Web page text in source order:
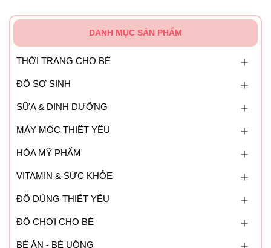
DANH MỤC SẢN PHẨM
THỜI TRANG CHO BÉ
ĐỒ SƠ SINH
SỮA & DINH DƯỠNG
MÁY MÓC THIẾT YẾU
HÓA MỸ PHẨM
VITAMIN & SỨC KHỎE
ĐỒ DÙNG THIẾT YẾU
ĐỒ CHƠI CHO BÉ
BÉ ĂN - BÉ UỐNG